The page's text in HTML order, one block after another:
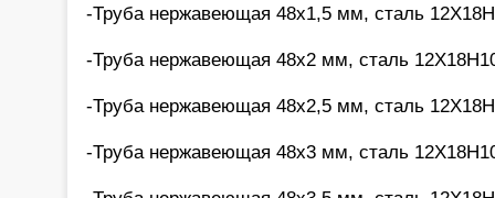
-Труба нержавеющая 48х1,5 мм, сталь
-Труба нержавеющая 48х2 мм, сталь
-Труба нержавеющая 48х2,5 мм, сталь
-Труба нержавеющая 48х3 мм, сталь